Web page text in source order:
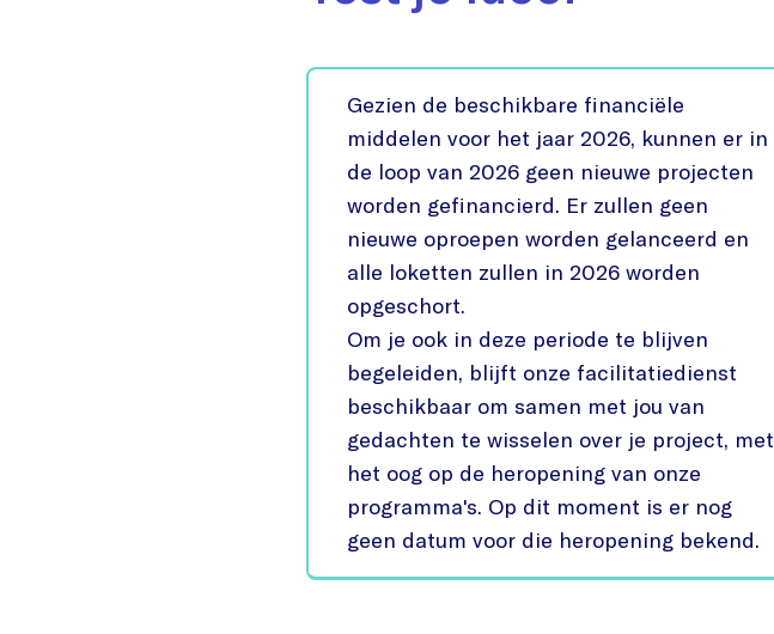
Gezien de beschikbare financiële
middelen voor het jaar 2026, kunnen er in
de loop van 2026 geen nieuwe projecten
worden gefinancierd. Er zullen geen
nieuwe oproepen worden gelanceerd en
alle loketten zullen in 2026 worden
opgeschort.
Om je ook in deze periode te blijven
begeleiden, blijft onze facilitatiedienst
beschikbaar om samen met jou van
gedachten te wisselen over je project, met
het oog op de heropening van onze
programma's. Op dit moment is er nog
geen datum voor die heropening bekend.